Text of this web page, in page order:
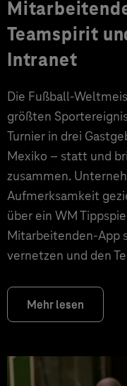
Teamspirit
Intranet
Die Fußball-
größten
Turnier in drei
Mexiko – statt und
zusammen.
Aufmerksamkeit
über ein WM
Mitarbeitenden-App
vernetzen und den
Mehr lesen